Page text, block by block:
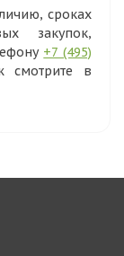
сроках
закупок,
+7 (495)
смотрите в